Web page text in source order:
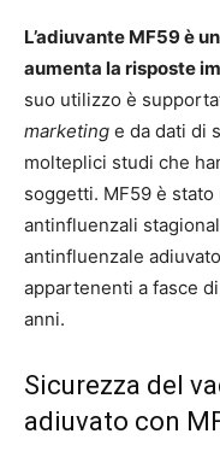
L’adiuvante MF59 è
aumenta la risposte
suo utilizzo è
marketing e da dati di
molteplici studi che
soggetti. MF59 è stato
antinfluenzali
antinfluenzale
appartenenti a fasce
anni.
Sicurezza del
adiuvato con